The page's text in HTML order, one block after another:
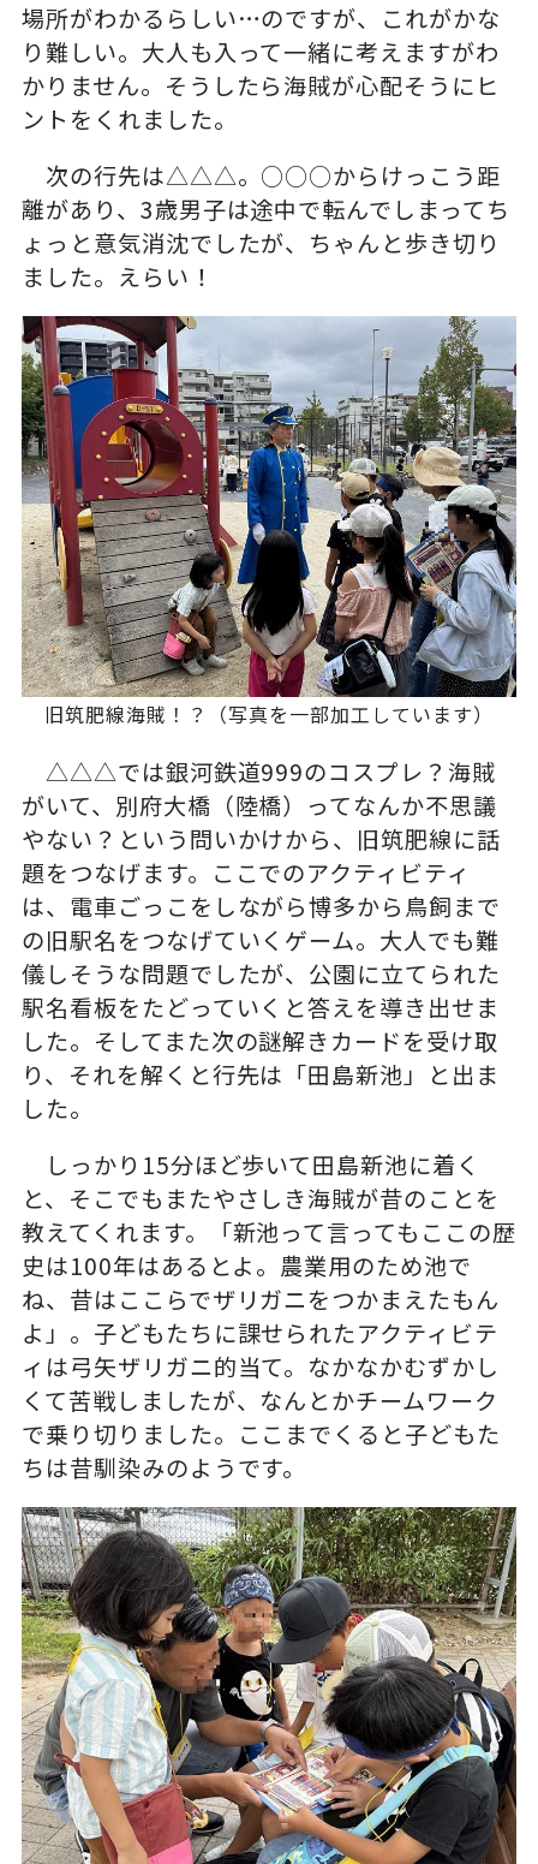
場所がわかるらしい…のですが、これがかな
り難しい。大人も入って一緒に考えますがわ
かりません。そうしたら海賊が心配そうにヒ
ントをくれました。
次の行先は△△△。○○○からけっこう距
離があり、3歳男子は途中で転んでしまってち
ょっと意気消沈でしたが、ちゃんと歩き切り
ました。えらい！
旧筑肥線海賊！？（写真を一部加工しています）
△△△では銀河鉄道999のコスプレ？海賊
がいて、別府大橋（陸橋）ってなんか不思議
やない？という問いかけから、旧筑肥線に話
題をつなげます。ここでのアクティビティ
は、電車ごっこをしながら博多から鳥飼まで
の旧駅名をつなげていくゲーム。大人でも難
儀しそうな問題でしたが、公園に立てられた
駅名看板をたどっていくと答えを導き出せま
した。そしてまた次の謎解きカードを受け取
り、それを解くと行先は「田島新池」と出ま
した。
しっかり15分ほど歩いて田島新池に着く
と、そこでもまたやさしき海賊が昔のことを
教えてくれます。「新池って言ってもここの歴
史は100年はあるとよ。農業用のため池で
ね、昔はここらでザリガニをつかまえたもん
よ」。子どもたちに課せられたアクティビテ
ィは弓矢ザリガニ的当て。なかなかむずかし
くて苦戦しましたが、なんとかチームワーク
で乗り切りました。ここまでくると子どもた
ちは昔馴染みのようです。